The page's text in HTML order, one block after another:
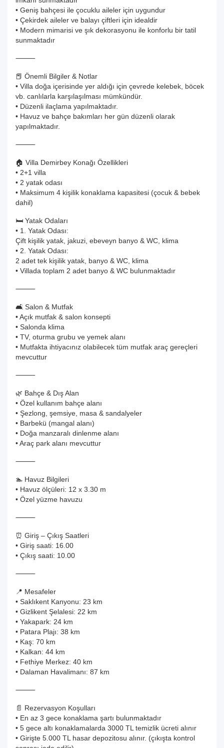
• Geniş bahçesi ile çocuklu aileler için uygundur
• Çekirdek aileler ve balayı çiftleri için idealdir
• Modern mimarisi ve şık dekorasyonu ile konforlu bir tatil
sunmaktadır
⸻
📕 Önemli Bilgiler & Notlar
• Villa doğa içerisinde yer aldığı için çevrede kelebek, böcek
vb. canlılarla karşılaşılması mümkündür.
• Düzenli ilaçlama yapılmaktadır.
• Havuz ve bahçe bakımları her gün düzenli olarak
yapılmaktadır.
⸻
🏠 Villa Demirbey Konağı Özellikleri
• 2+1 villa
• 2 yatak odası
• Maksimum 4 kişilik konaklama kapasitesi (çocuk & bebek
dahil)
🛏️ Yatak Odaları
• 1. Yatak Odası:
Çift kişilik yatak, jakuzi, ebeveyn banyo & WC, klima
• 2. Yatak Odası:
2 adet tek kişilik yatak, banyo & WC, klima
• Villada toplam 2 adet banyo & WC bulunmaktadır
⸻
🛋️ Salon & Mutfak
• Açık mutfak & salon konsepti
• Salonda klima
• TV, oturma grubu ve yemek alanı
• Mutfakta ihtiyacınız olabilecek tüm mutfak araç gereçleri
mevcuttur
⸻
🌿 Bahçe & Dış Alan
• Özel kullanım bahçe alanı
• Şezlong, şemsiye, masa & sandalyeler
• Barbekü (mangal alanı)
• Doğa manzaralı dinlenme alanı
• Araç park alanı mevcuttur
⸻
🏊 Havuz Bilgileri
• Havuz ölçüleri: 12 x 3.30 m
• Özel yüzme havuzu
⸻
⏰ Giriş – Çıkış Saatleri
• Giriş saati: 16.00
• Çıkış saati: 10.00
⸻
📍 Mesafeler
• Saklıkent Kanyonu: 23 km
• Gizlikent Şelalesi: 22 km
• Yakapark: 24 km
• Patara Plajı: 38 km
• Kaş: 70 km
• Kalkan: 44 km
• Fethiye Merkez: 40 km
• Dalaman Havalimanı: 87 km
⸻
📄 Rezervasyon Koşulları
• En az 3 gece konaklama şartı bulunmaktadır
• 5 gece altı konaklamalarda 3000 TL temizlik ücreti alınır
• Girişte 5.000 TL hasar depozitosu alınır. (çıkışta kontrol